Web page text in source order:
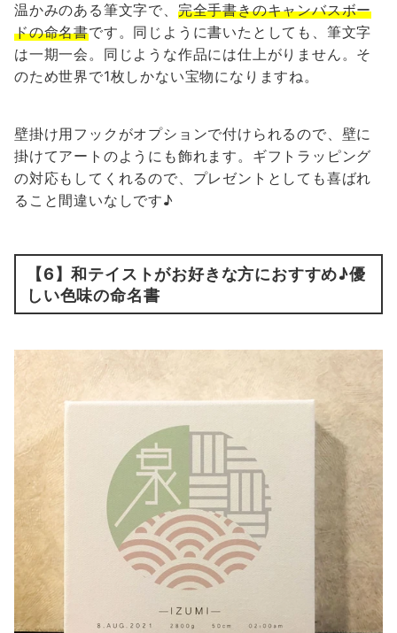
温かみのある筆文字で、 完全手書きのキャンバスボー
ドの命名書です。同じように書いたとしても、筆文字
は一期一会。同じような作品には仕上がりません。そ
のため世界で1枚しかない宝物になりますね。
壁掛け用フックがオプションで付けられるので、壁に
掛けてアートのようにも飾れます。ギフトラッピング
の対応もしてくれるので、プレゼントとしても喜ばれ
ること間違いなしです♪
【6】和テイストがお好きな方におすすめ♪優
しい色味の命名書